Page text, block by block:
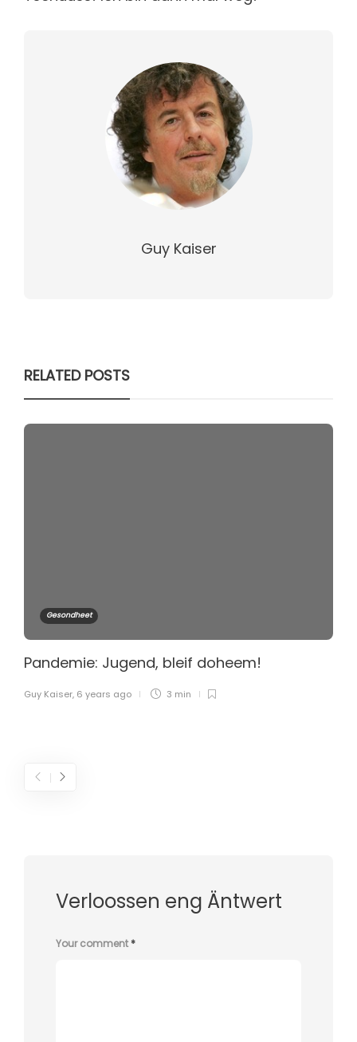
Guy Kaiser
RELATED POSTS
Gesondheet
Pandemie: Jugend, bleif doheem!
Guy Kaiser, 6 years ago 3 min
Verloossen eng Äntwert
Your comment*